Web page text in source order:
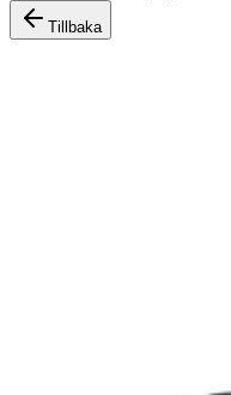
Tillbaka